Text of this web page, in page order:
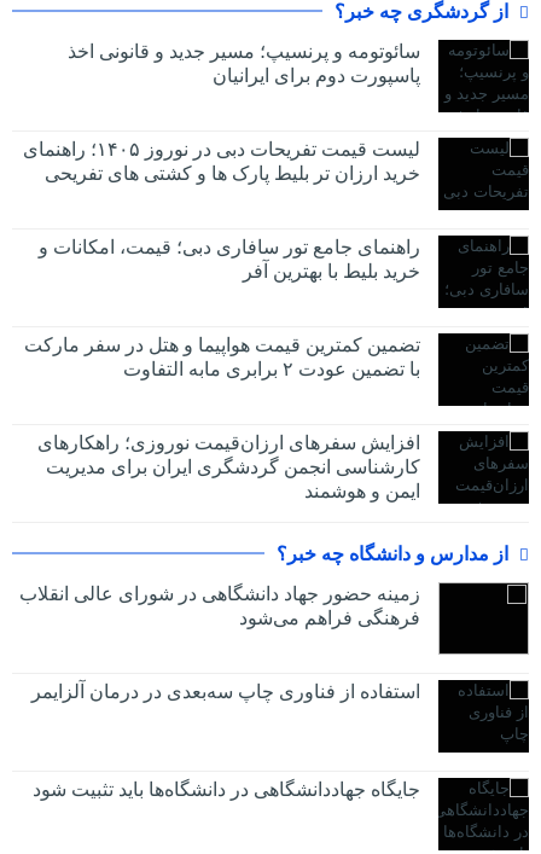
از گردشگری چه خبر؟
سائوتومه و پرنسیپ؛ مسیر جدید و قانونی اخذ
پاسپورت دوم برای ایرانیان
لیست قیمت تفریحات دبی در نوروز ۱۴۰۵؛ راهنمای
خرید ارزان تر بلیط پارک ها و کشتی های تفریحی
راهنمای جامع تور سافاری دبی؛ قیمت، امکانات و
خرید بلیط با بهترین آفر
تضمین کمترین قیمت هواپیما و هتل در سفر مارکت
با تضمین عودت ۲ برابری مابه التفاوت
افزایش سفرهای ارزان‌قیمت نوروزی؛ راهکارهای
کارشناسی انجمن گردشگری ایران برای مدیریت
ایمن و هوشمند
از مدارس و دانشگاه چه خبر؟
زمینه حضور جهاد دانشگاهی در شورای عالی انقلاب
فرهنگی فراهم می‌شود
استفاده از فناوری چاپ سه‌بعدی در درمان آلزایمر
جایگاه جهاددانشگاهی در دانشگاه‌ها باید تثبیت شود